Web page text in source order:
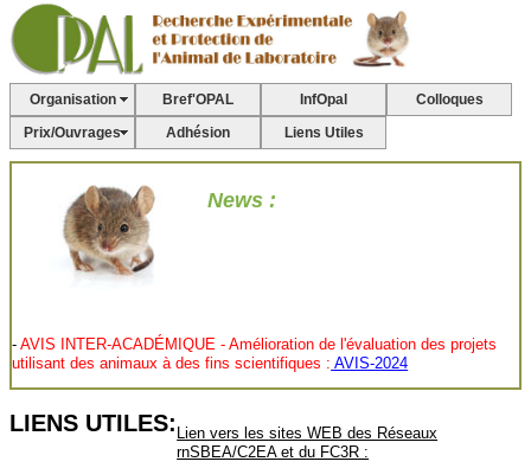
Organisation Bref'OPAL InfOpal
Colloques
Prix/Ouvrages
Adhésion Liens Utiles
News :
- AVIS INTER-ACADÉMIQUE - Amélioration de l'évaluation des projets
utilisant des animaux à des fins scientifiques : AVIS-2024
-Vers un génotypage plus éthique des animaux de laboratoire en France :
Article du FC3R
Le site web de la CNEA fait peau neuve! : " Sitede la Commission
LIENS UTILES: Lien vers les sites WEB des Réseaux
rnSBEA/C2EA et du FC3R :